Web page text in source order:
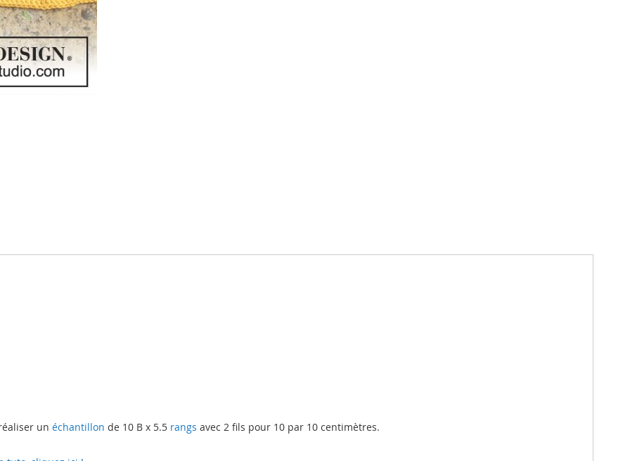
un échantillon de 10 B x 5.5 rangs avec 2 fils pour 10 par 10 centimètres.